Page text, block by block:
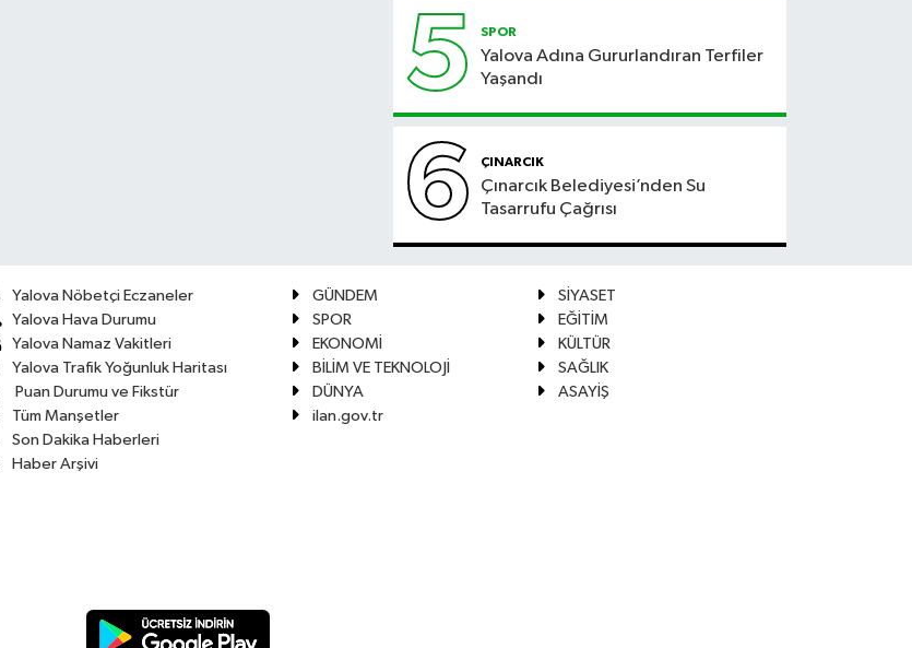
5 SPOR
Yalova Adına Gururlandıran Terfiler
Yaşandı
6 ÇINARCIK
Çınarcık Belediyesi’nden Su
Tasarrufu Çağrısı
Yalova Nöbetçi Eczaneler
Yalova Hava Durumu
Yalova Namaz Vakitleri
Yalova Trafik Yoğunluk Haritası
Puan Durumu ve Fikstür
Tüm Manşetler
Son Dakika Haberleri
Haber Arşivi
GÜNDEM
SİYASET
SPOR
EĞİTİM
EKONOMİ
KÜLTÜR
BİLİM VE TEKNOLOJİ
SAĞLIK
DÜNYA
ASAYİŞ
ilan.gov.tr